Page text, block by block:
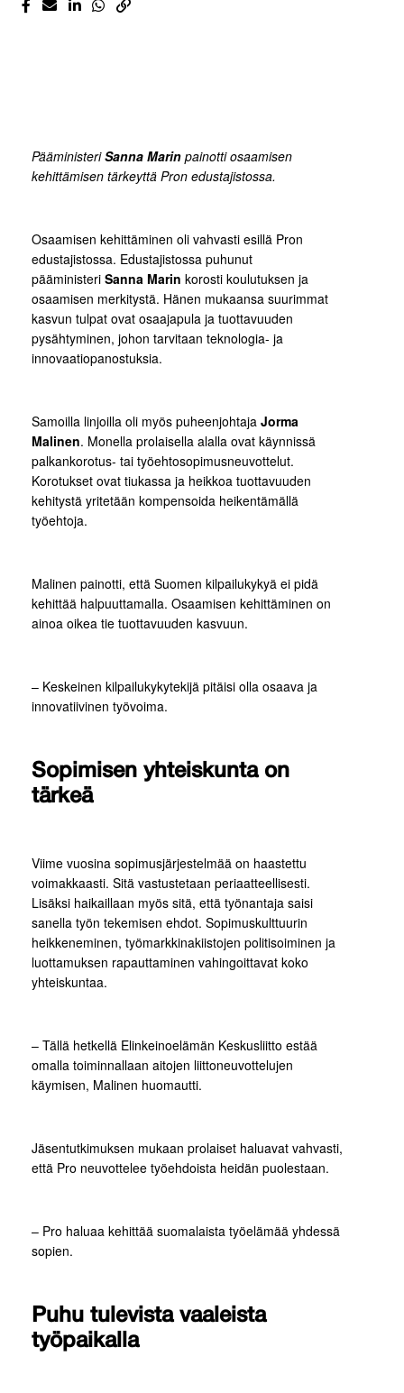
PääministeriSanna Marin painotti osaamisen
kehittämisen tärkeyttä Pron edustajistossa.
Osaamisen kehittäminen oli vahvasti esillä Pron
edustajistossa. Edustajistossa puhunut
pääministeri Sanna Marin korosti koulutuksen ja
osaamisen merkitystä. Hänen mukaansa suurimmat
kasvun tulpat ovat osaajapula ja tuottavuuden
pysähtyminen, johon tarvitaan teknologia- ja
innovaatiopanostuksia.
Samoilla linjoilla oli myös puheenjohtaja Jorma
Malinen. Monella prolaisella alalla ovat käynnissä
palkankorotus- tai työehtosopimusneuvottelut.
Korotukset ovat tiukassa ja heikkoa tuottavuuden
kehitystä yritetään kompensoida heikentämällä
työehtoja.
Malinen painotti, että Suomen kilpailukykyä ei pidä
kehittää halpuuttamalla. Osaamisen kehittäminen on
ainoa oikea tie tuottavuuden kasvuun.
– Keskeinen kilpailukykytekijä pitäisi olla osaava ja
innovatiivinen työvoima.
Sopimisen yhteiskunta on
tärkeä
Viime vuosina sopimusjärjestelmää on haastettu
voimakkaasti. Sitä vastustetaan periaatteellisesti.
Lisäksi haikaillaan myös sitä, että työnantaja saisi
sanella työn tekemisen ehdot. Sopimuskulttuurin
heikkeneminen, työmarkkinakiistojen politisoiminen ja
luottamuksen rapauttaminen vahingoittavat koko
yhteiskuntaa.
– Tällä hetkellä Elinkeinoelämän Keskusliitto estää
omalla toiminnallaan aitojen liittoneuvottelujen
käymisen, Malinen huomautti.
Jäsentutkimuksen mukaan prolaiset haluavat vahvasti,
että Pro neuvottelee työehdoista heidän puolestaan.
– Pro haluaa kehittää suomalaista työelämää yhdessä
sopien.
Puhu tulevista vaaleista
työpaikalla